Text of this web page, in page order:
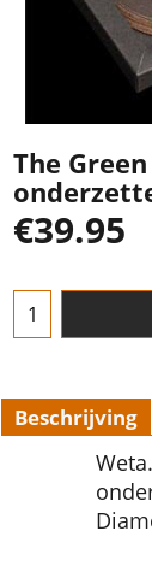
The
€39.95
Beschrijving